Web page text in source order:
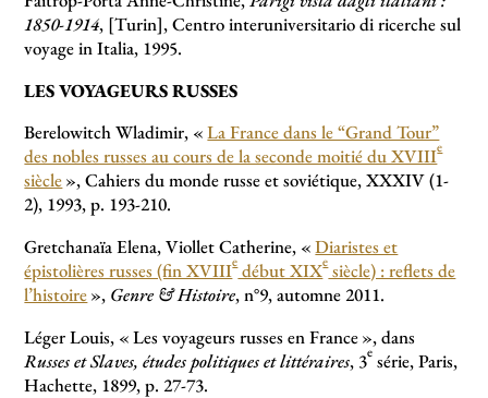
1850-1914, [Turin], Centro interuniversitario di ricerche sul
voyage in Italia, 1995.
LES VOYAGEURS RUSSES
Berelowitch Wladimir, «La France dans le “Grand Tour”
des nobles russes au cours de la seconde moitié du XVIIIe
siècle», Cahiers du monde russe et soviétique, XXXIV (1-
2), 1993, p. 193-210.
Gretchanaïa Elena, Viollet Catherine, «Diaristes et
épistolières russes (fin XVIIIedébut XIXesiècle) : reflets de
l’histoire», Genre & Histoire, n°9, automne 2011.
Léger Louis, «Les voyageurs russes en France», dans
Russes et Slaves, études politiques et littéraires, 3e série, Paris,
Hachette, 1899, p. 27-73.